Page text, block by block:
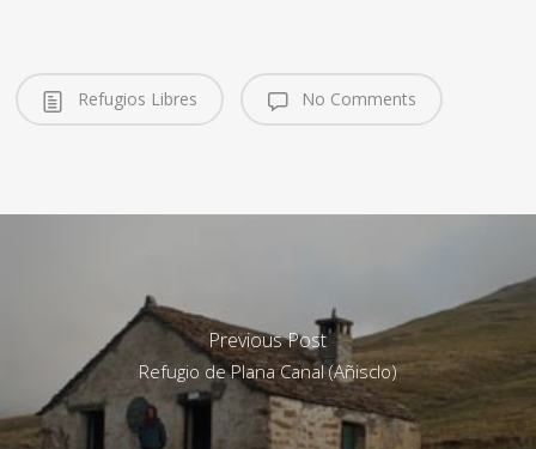
Refugios Libres No Comments
Previous Post
Refugio de Plana Canal (Añisclo)